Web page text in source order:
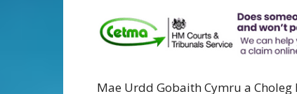
Mae Urdd Gobaith Cymru a Choleg